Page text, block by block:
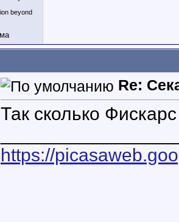
Re:
Так сколько
https://